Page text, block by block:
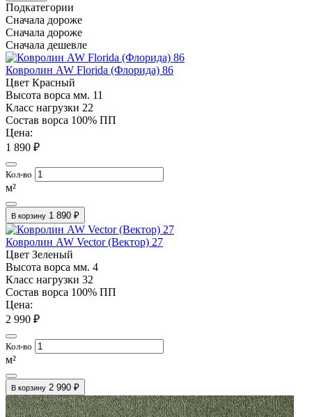
Подкатегории
Сначала дороже
Сначала дороже
Сначала дешевле
Ковролин AW Florida (Флорида) 86
Цвет Красный
Высота ворса мм. 11
Класс нагрузки 22
Состав ворса 100% ПП
Цена:
1 890 ₽
Кол-во
м²
В корзину 1 890 ₽
Ковролин AW Vector (Вектор) 27
Цвет Зеленый
Высота ворса мм. 4
Класс нагрузки 32
Состав ворса 100% ПП
Цена:
2 990 ₽
Кол-во
м²
В корзину 2 990 ₽